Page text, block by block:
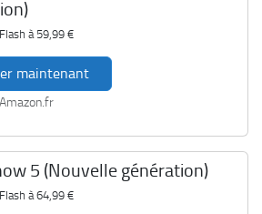
à59,99 €
maintenant
Amazon.fr
5 (Nouvelle génération)
à64,99 €